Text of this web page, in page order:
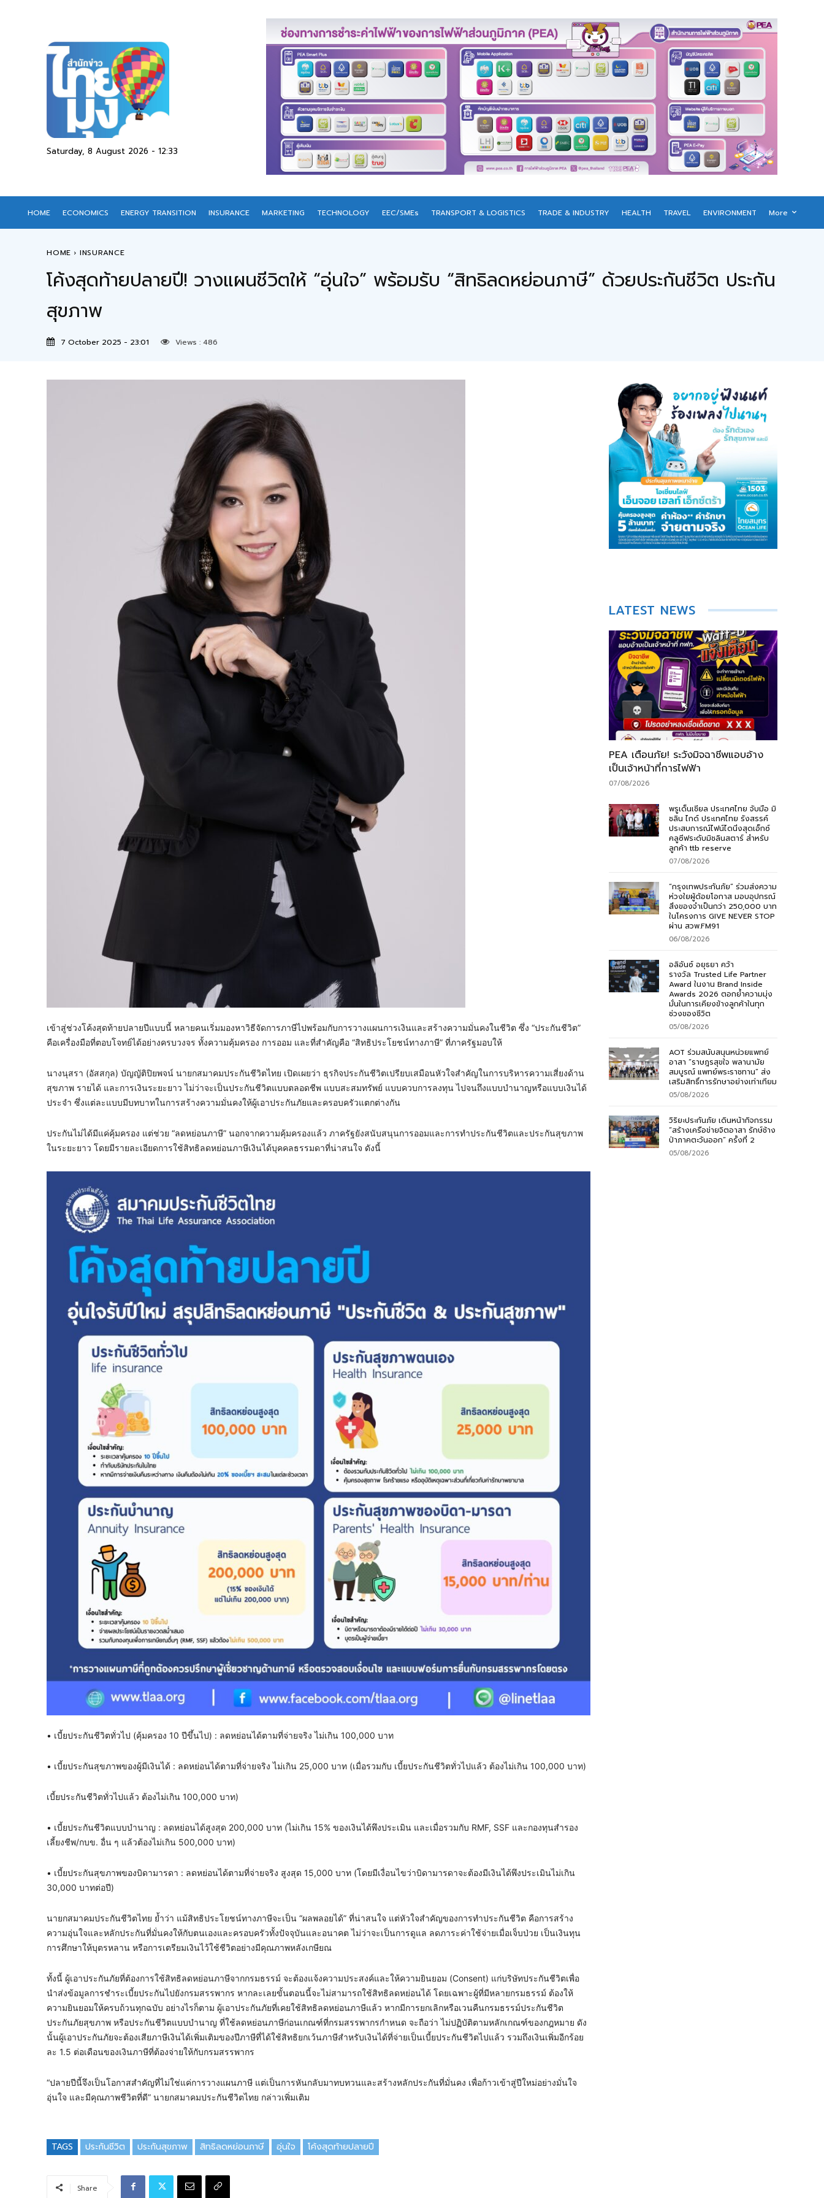
Saturday, 8 August 2026 - 12:33
HOME ECONOMICS ENERGY TRANSITION INSURANCE MARKETING TECHNOLOGY EEC/SMEs TRANSPORT & LOGISTICS TRADE & INDUSTRY HEALTH TRAVEL ENVIRONMENT More
HOME INSURANCE
โค้งสุดท้ายปลายปี! วางแผนชีวิตให้ “อุ่นใจ” พร้อมรับ “สิทธิลดหย่อนภาษี” ด้วยประกันชีวิต ประกัน
สุขภาพ
7 October 2025 - 23:01 Views : 486
เข้าสู่ช่วงโค้งสุดท้ายปลายปีแบบนี้ หลายคนเริ่มมองหาวิธีจัดการภาษีไปพร้อมกับการวางแผนการเงินและสร้างความมั่นคงในชีวิต ซึ่ง “ประกันชีวิต”
คือเครื่องมือที่ตอบโจทย์ได้อย่างครบวงจร ทั้งความคุ้มครอง การออม และที่สำคัญคือ “สิทธิประโยชน์ทางภาษี” ที่ภาครัฐมอบให้
นางนุสรา (อัสสกุล) บัญญัติปิยพจน์ นายกสมาคมประกันชีวิตไทย เปิดเผยว่า ธุรกิจประกันชีวิตเปรียบเสมือนหัวใจสำคัญในการบริหารความเสี่ยงด้าน
สุขภาพ รายได้ และการเงินระยะยาว ไม่ว่าจะเป็นประกันชีวิตแบบตลอดชีพ แบบสะสมทรัพย์ แบบควบการลงทุน ไปจนถึงแบบบำนาญหรือแบบเงินได้
ประจำ ซึ่งแต่ละแบบมีบทบาทในการสร้างความมั่นคงให้ผู้เอาประกันภัยและครอบครัวแตกต่างกัน
ประกันไม่ได้มีแค่คุ้มครอง แต่ช่วย “ลดหย่อนภาษี” นอกจากความคุ้มครองแล้ว ภาครัฐยังสนับสนุนการออมและการทำประกันชีวิตและประกันสุขภาพ
ในระยะยาว โดยมีรายละเอียดการใช้สิทธิลดหย่อนภาษีเงินได้บุคคลธรรมดาที่น่าสนใจ ดังนี้
• เบี้ยประกันชีวิตทั่วไป (คุ้มครอง 10 ปีขึ้นไป) : ลดหย่อนได้ตามที่จ่ายจริง ไม่เกิน 100,000 บาท
• เบี้ยประกันสุขภาพของผู้มีเงินได้ : ลดหย่อนได้ตามที่จ่ายจริง ไม่เกิน 25,000 บาท (เมื่อรวมกับ เบี้ยประกันชีวิตทั่วไปแล้ว ต้องไม่เกิน 100,000 บาท)
เบี้ยประกันชีวิตทั่วไปแล้ว ต้องไม่เกิน 100,000 บาท)
• เบี้ยประกันชีวิตแบบบำนาญ : ลดหย่อนได้สูงสุด 200,000 บาท (ไม่เกิน 15% ของเงินได้พึงประเมิน และเมื่อรวมกับ RMF, SSF และกองทุนสำรอง
เลี้ยงชีพ/กบข. อื่น ๆ แล้วต้องไม่เกิน 500,000 บาท)
• เบี้ยประกันสุขภาพของบิดามารดา : ลดหย่อนได้ตามที่จ่ายจริง สูงสุด 15,000 บาท (โดยมีเงื่อนไขว่าบิดามารดาจะต้องมีเงินได้พึงประเมินไม่เกิน
30,000 บาทต่อปี)
นายกสมาคมประกันชีวิตไทย ย้ำว่า แม้สิทธิประโยชน์ทางภาษีจะเป็น “ผลพลอยได้” ที่น่าสนใจ แต่หัวใจสำคัญของการทำประกันชีวิต คือการสร้าง
ความอุ่นใจและหลักประกันที่มั่นคงให้กับตนเองและครอบครัวทั้งปัจจุบันและอนาคต ไม่ว่าจะเป็นการดูแล ลดภาระค่าใช้จ่ายเมื่อเจ็บป่วย เป็นเงินทุน
การศึกษาให้บุตรหลาน หรือการเตรียมเงินไว้ใช้ชีวิตอย่างมีคุณภาพหลังเกษียณ
ทั้งนี้ ผู้เอาประกันภัยที่ต้องการใช้สิทธิลดหย่อนภาษีจากกรมธรรม์ จะต้องแจ้งความประสงค์และให้ความยินยอม (Consent) แก่บริษัทประกันชีวิตเพื่อ
นำส่งข้อมูลการชำระเบี้ยประกันไปยังกรมสรรพากร หากละเลยขั้นตอนนี้จะไม่สามารถใช้สิทธิลดหย่อนได้ โดยเฉพาะผู้ที่มีหลายกรมธรรม์ ต้องให้
ความยินยอมให้ครบถ้วนทุกฉบับ อย่างไรก็ตาม ผู้เอาประกันภัยที่เคยใช้สิทธิลดหย่อนภาษีแล้ว หากมีการยกเลิกหรือเวนคืนกรมธรรม์ประกันชีวิต
ประกันภัยสุขภาพ หรือประกันชีวิตแบบบำนาญ ที่ใช้ลดหย่อนภาษีก่อนเกณฑ์ที่กรมสรรพากรกำหนด จะถือว่า ไม่ปฏิบัติตามหลักเกณฑ์ของกฎหมาย ดัง
นั้นผู้เอาประกันภัยจะต้องเสียภาษีเงินได้เพิ่มเติมของปีภาษีที่ได้ใช้สิทธิยกเว้นภาษีสำหรับเงินได้ที่จ่ายเป็นเบี้ยประกันชีวิตไปแล้ว รวมถึงเงินเพิ่มอีกร้อย
ละ 1.5 ต่อเดือนของเงินภาษีที่ต้องจ่ายให้กับกรมสรรพากร
“ปลายปีนี้จึงเป็นโอกาสสำคัญที่ไม่ใช่แค่การวางแผนภาษี แต่เป็นการหันกลับมาทบทวนและสร้างหลักประกันที่มั่นคง เพื่อก้าวเข้าสู่ปีใหม่อย่างมั่นใจ
อุ่นใจ และมีคุณภาพชีวิตที่ดี” นายกสมาคมประกันชีวิตไทย กล่าวเพิ่มเติม
TAGS ประกันชีวิต ประกันสุขภาพ สิทธิลดหย่อนภาษี อุ่นใจ โค้งสุดท้ายปลายปี
Share
LATEST NEWS
PEA เตือนภัย! ระวังมิจฉาชีพแอบอ้าง
เป็นเจ้าหน้าที่การไฟฟ้า
07/08/2026
พรูเด็นเชียล ประเทศไทย จับมือ มิ
ชลิน ไกด์ ประเทศไทย รังสรรค์
ประสบการณ์ไฟน์ไดนิ่งสุดเอ็กซ์
คลูซีฟระดับมิชลินสตาร์ สำหรับ
ลูกค้า ttb reserve
07/08/2026
“กรุงเทพประกันภัย” ร่วมส่งความ
ห่วงใยผู้ด้อยโอกาส มอบอุปกรณ์
สิ่งของจำเป็นกว่า 250,000 บาท
ในโครงการ GIVE NEVER STOP
ผ่าน สวพ.FM91
06/08/2026
อลิอันซ์ อยุธยา คว้า
รางวัล Trusted Life Partner
Award ในงาน Brand Inside
Awards 2026 ตอกย้ำความมุ่ง
มั่นในการเคียงข้างลูกค้าในทุก
ช่วงของชีวิต
05/08/2026
AOT ร่วมสนับสนุนหน่วยแพทย์
อาสา “ราษฎรสุขใจ พลานามัย
สมบูรณ์ แพทย์พระราชทาน” ส่ง
เสริมสิทธิ์การรักษาอย่างเท่าเทียม
05/08/2026
วิริยะประกันภัย เดินหน้ากิจกรรม
“สร้างเครือข่ายจิตอาสา รักษ์ช้าง
ป่าภาคตะวันออก” ครั้งที่ 2
05/08/2026